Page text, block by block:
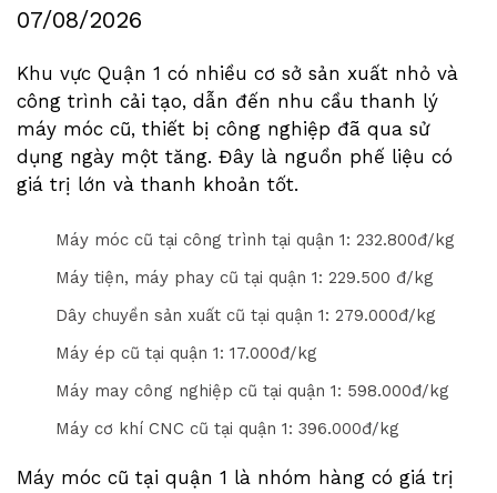
07/08/2026
Khu vực Quận 1 có nhiều cơ sở sản xuất nhỏ và
công trình cải tạo, dẫn đến nhu cầu thanh lý
máy móc cũ, thiết bị công nghiệp đã qua sử
dụng ngày một tăng. Đây là nguồn phế liệu có
giá trị lớn và thanh khoản tốt.
Máy móc cũ tại công trình tại quận 1: 232.800đ/kg
Máy tiện, máy phay cũ tại quận 1: 229.500 đ/kg
Dây chuyền sản xuất cũ tại quận 1: 279.000đ/kg
Máy ép cũ tại quận 1: 17.000đ/kg
Máy may công nghiệp cũ tại quận 1: 598.000đ/kg
Máy cơ khí CNC cũ tại quận 1: 396.000đ/kg
Máy móc cũ tại quận 1 là nhóm hàng có giá trị